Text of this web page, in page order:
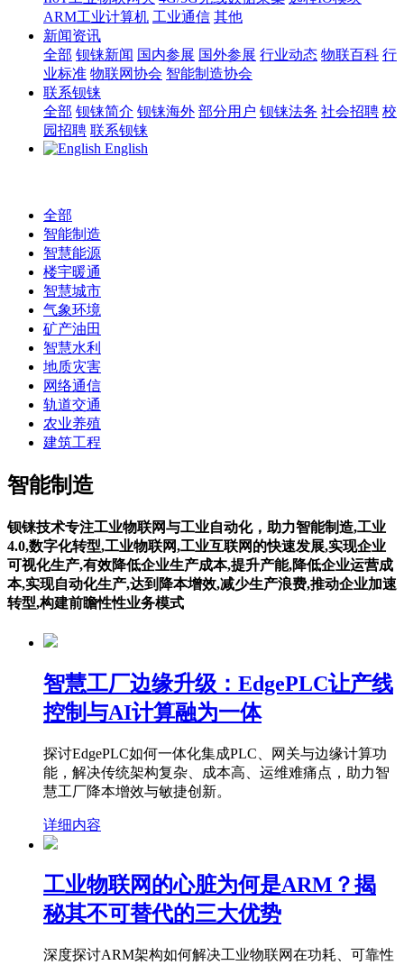
ARM工业计算机 工业通信 其他
新闻资讯
全部 钡铼新闻 国内参展 国外参展 行业动态 物联百科 行
业标准 物联网协会 智能制造协会
联系钡铼
全部 钡铼简介 钡铼海外 部分用户 钡铼法务 社会招聘 校
园招聘 联系钡铼
English
全部
智能制造
智慧能源
楼宇暖通
智慧城市
气象环境
矿产油田
智慧水利
地质灾害
网络通信
轨道交通
农业养殖
建筑工程
智能制造
钡铼技术专注工业物联网与工业自动化，助力智能制造,工业
4.0,数字化转型,工业物联网,工业互联网的快速发展,实现企业
可视化生产,有效降低企业生产成本,提升产能,降低企业运营成
本,实现自动化生产,达到降本增效,减少生产浪费,推动企业加速
转型,构建前瞻性性业务模式
智慧工厂边缘升级：EdgePLC让产线
控制与AI计算融为一体
探讨EdgePLC如何一体化集成PLC、网关与边缘计算功
能，解决传统架构复杂、成本高、运维难痛点，助力智
慧工厂降本增效与敏捷创新。
详细内容
工业物联网的心脏为何是ARM？揭
秘其不可替代的三大优势
深度探讨ARM架构如何解决工业物联网在功耗、可靠性